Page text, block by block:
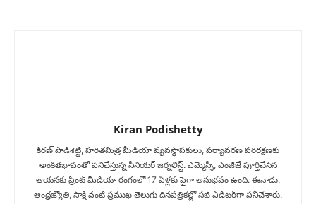
Kiran Podishetty
కిరణ్ పొడిశెట్టి, హరితమిత్ర మీడియా వ్యవస్థాపకులు, పర్యావరణ పరిరక్షణకు
అంకితభావంతో పనిచేస్తున్న సీనియ‌ర్‌ జర్నలిస్ట్. ఎమ్మెస్సీ, ఎంజీజే పూర్తిచేసిన‌
ఆయనకు ప్రింట్ మీడియా రంగంలో 17 ఏళ్లకు పైగా అనుభవం ఉంది. ఈనాడు,
ఆంధ్రజ్యోతి, సాక్షి వంటి ప్రముఖ తెలుగు దినపత్రికల్లో సబ్‌ ఎడిటర్‌గా ప‌నిచేశారు.